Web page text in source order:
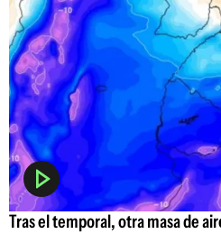
Tras el temporal, otra masa de